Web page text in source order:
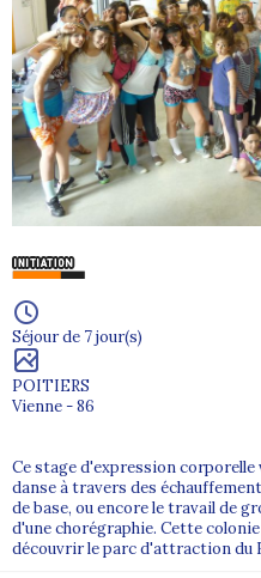
Séjour de 7 jour(s)
POITIERS
Vienne - 86
Ce stage d'expression corporelle
danse à travers des
de base, ou encore le travail de
d'une chorégraphie. Cette
découvrir le parc d'attraction du